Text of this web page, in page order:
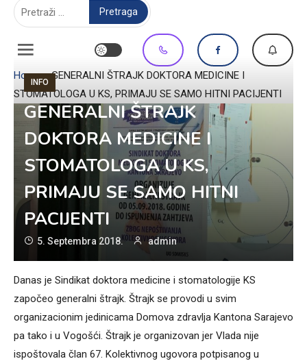
Home»GENERALNI ŠTRAJK DOKTORA MEDICINE I
STOMATOLOGA U KS, PRIMAJU SE SAMO HITNI PACIJENTI
INFO
GENERALNI ŠTRAJK
DOKTORA MEDICINE I
STOMATOLOGA U KS,
PRIMAJU SE SAMO HITNI
PACIJENTI
5. Septembra 2018. admin
Danas je Sindikat doktora medicine i stomatologije KS
započeo generalni štrajk. Štrajk se provodi u svim
organizacionim jedinicama Domova zdravlja Kantona Sarajevo
pa tako i u Vogošći. Štrajk je organizovan jer Vlada nije
ispoštovala član 67. Kolektivnog ugovora potpisanog u